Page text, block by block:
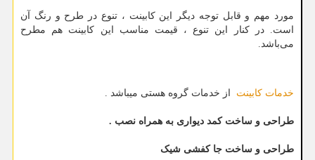
مورد مهم و قابل توجه دیگر این کابینت ، تنوع در طرح و رنگ آن
است. در کنار این تنوع ، قیمت مناسب این کابینت هم مطرح
می‌باشد.
خدمات کابینت از خدمات گروه هستی میباشد .
طراحی و ساخت کمد دیواری به همراه نصب .
طراحی و ساخت جا کفشی شیک